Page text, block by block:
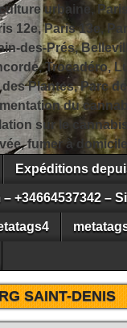
urbaine,
12e, Paris 13e,
des-Prés,
Trocadéro,
Plantes, Parc
du
sur le
fumer à
Expéditions
+34664537342 –
SAINT-DENIS